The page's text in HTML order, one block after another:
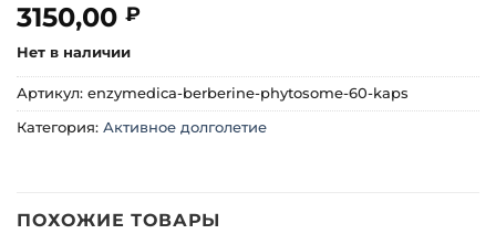
3150,00 ₽
Нет в наличии
Артикул: enzymedica-berberine-phytosome-60-kaps
Категория: Активное долголетие
ПОХОЖИЕ ТОВАРЫ